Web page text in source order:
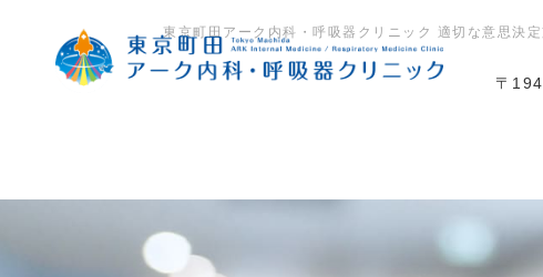
東京町田アーク内科・呼吸器クリニック 適切な意思決
〒